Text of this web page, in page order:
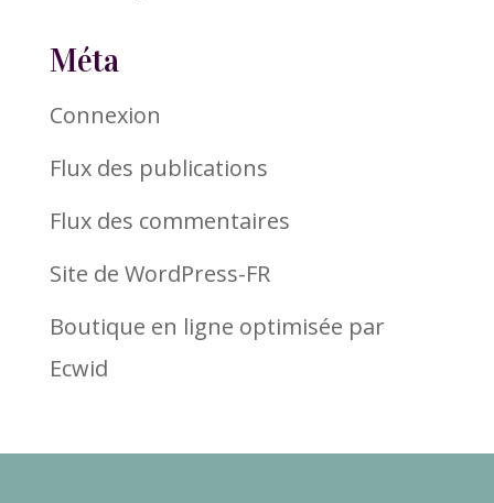
Méta
Connexion
Flux des publications
Flux des commentaires
Site de WordPress-FR
Boutique en ligne optimisée par
Ecwid